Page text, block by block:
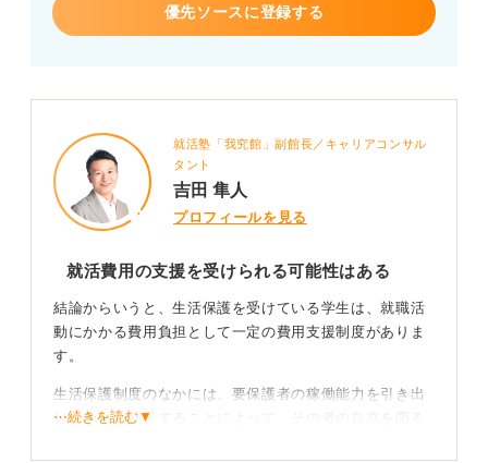
イスをお願いいたします。優先ソースに登録する
就活塾「我究館」副館長／キャリアコンサル
タント
吉田 隼人
プロフィールを見る
就活費用の支援を受けられる可能性はある
結論からいうと、生活保護を受けている学生は、就職活
動にかかる費用負担として一定の費用支援制度がありま
す。
生活保護制度のなかには、要保護者の稼働能力を引き出
し、それを助長することによって、その者の自立を図る
⋯続きを読む▼